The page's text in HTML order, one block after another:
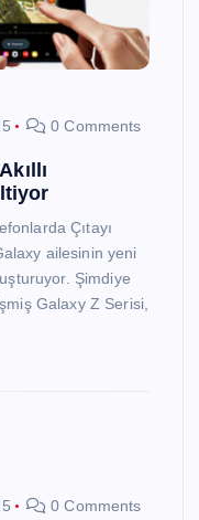
0 Comments
Çıtayı
ailesinin yeni
Şimdiye
Galaxy Z Serisi,
0 Comments